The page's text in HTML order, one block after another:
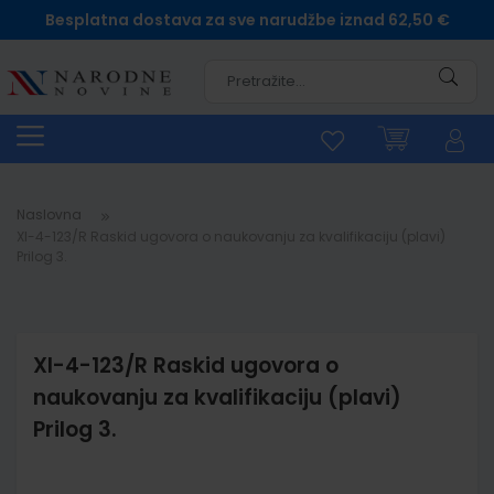
Besplatna dostava za sve narudžbe iznad 62,50 €
Naslovna
XI-4-123/R Raskid ugovora o
naukovanju za kvalifikaciju (plavi)
Prilog 3.